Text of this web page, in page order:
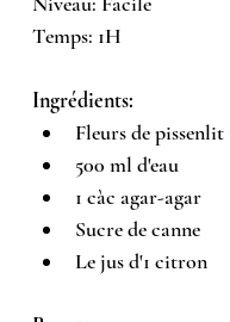
Temps: 1H
Ingrédients:
Fleurs de
500 ml d'eau
1 càc agar-agar
Sucre de canne
Le jus d'1 citron